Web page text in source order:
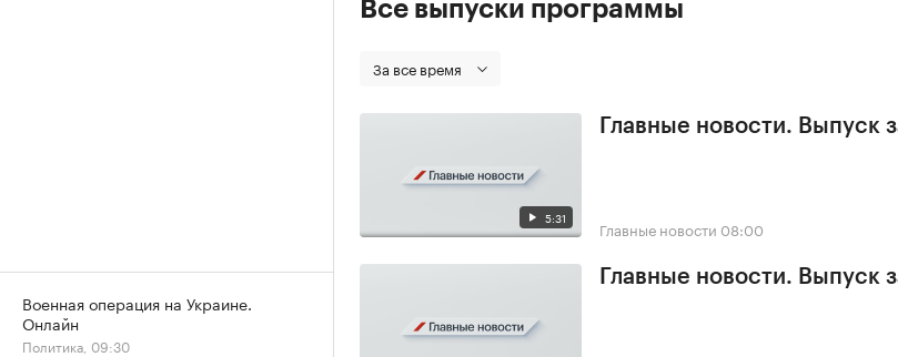
Все выпуски программы
За все время
5:31
Главные новости.
Главные новости 08:00
Главные новости. Выпуск
Военная операция на Украине.
Онлайн
Политика, 09:30